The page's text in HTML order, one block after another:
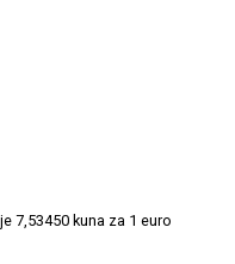
7,53450 kuna za 1 euro